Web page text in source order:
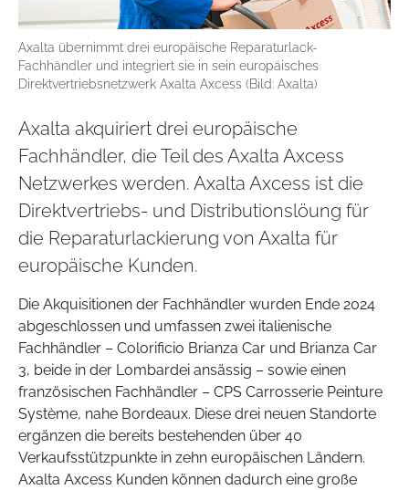
Axalta übernimmt drei europäische Reparaturlack-
Fachhändler und integriert sie in sein europäisches
Direktvertriebsnetzwerk Axalta Axcess (Bild: Axalta)
Axalta akquiriert drei europäische
Fachhändler, die Teil des Axalta Axcess
Netzwerkes werden. Axalta Axcess ist die
Direktvertriebs- und Distributionslöung für
die Reparaturlackierung von Axalta für
europäische Kunden.
Die Akquisitionen der Fachhändler wurden Ende 2024
abgeschlossen und umfassen zwei italienische
Fachhändler – Colorificio Brianza Car und Brianza Car
3, beide in der Lombardei ansässig – sowie einen
französischen Fachhändler – CPS Carrosserie Peinture
Système, nahe Bordeaux. Diese drei neuen Standorte
ergänzen die bereits bestehenden über 40
Verkaufsstützpunkte in zehn europäischen Ländern.
Axalta Axcess Kunden können dadurch eine große